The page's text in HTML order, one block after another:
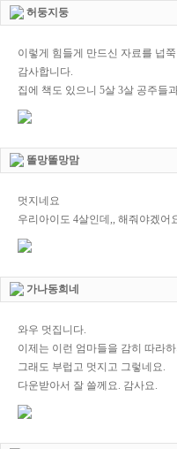
허둥지둥
이렇게 힘들게 만드신 자료를 넙
감사합니다.
집에 책도 있으니 5살 3살 공주들
똘망똘망맘
멋지네요
우리아이도 4살인데,, 해줘야겠어
가나동희네
와우 멋집니다.
이제는 이런 엄마들을 감히 따라
그래도 부럽고 멋지고 그렇네요.
다운받아서 잘 쓸께요. 감사요.